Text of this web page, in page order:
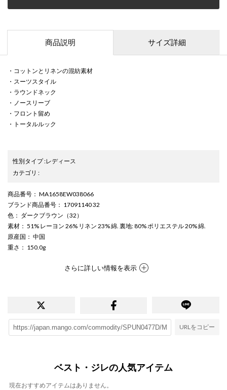
商品説明 サイズ詳細
・コットンとリネンの混紡素材
・スーツスタイル
・ラウンドネック
・ノースリーブ
・フロント留め
・トータルルック
性別タイプ:レディース
カテゴリ :
商品番号 ： MA1658EW038066
ブランド商品番号 ： 17091140 32
色 ： ダークブラウン（32）
素材 ： 51% レーヨン 26% リネン 23% 綿. 裏地: 80% ポリエステル 20% 綿.
原産国 ： 中国
重さ ： 150.0g
さらに詳しい情報を表示
URLをコピー
ベスト・ジレの人気アイテム
現在おすすめアイテムはありません。